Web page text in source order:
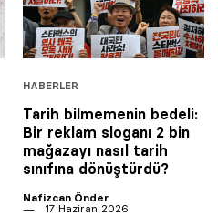
HABERLER
Tarih bilmemenin bedeli:
Bir reklam sloganı 2 bin
mağazayı nasıl tarih
sınıfına dönüştürdü?
Nafizcan Önder
17 Haziran 2026